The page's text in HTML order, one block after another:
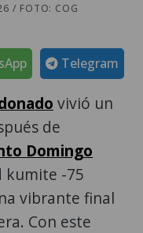
/ FOTO: COG
Telegram
vivió un
de
Domingo
kumite -75
vibrante final
Con este